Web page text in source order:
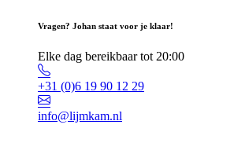
Vragen? Johan staat voor je klaar!
Elke dag bereikbaar tot 20:00
+31 (0)6 19 90 12 29
info@lijmkam.nl